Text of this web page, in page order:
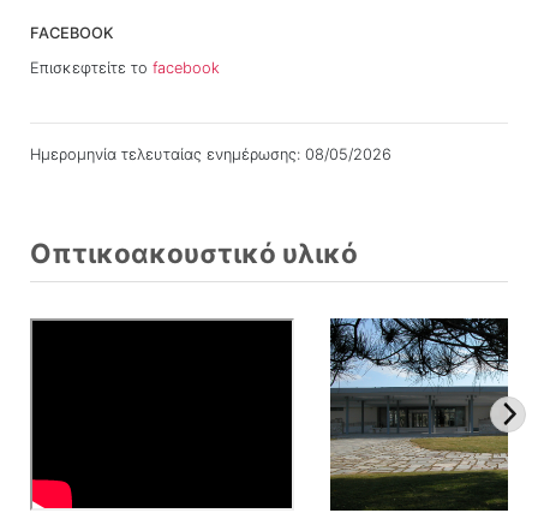
FACEBOOK
Επισκεφτείτε το facebook
Ημερομηνία τελευταίας ενημέρωσης: 08/05/2026
Οπτικοακουστικό υλικό